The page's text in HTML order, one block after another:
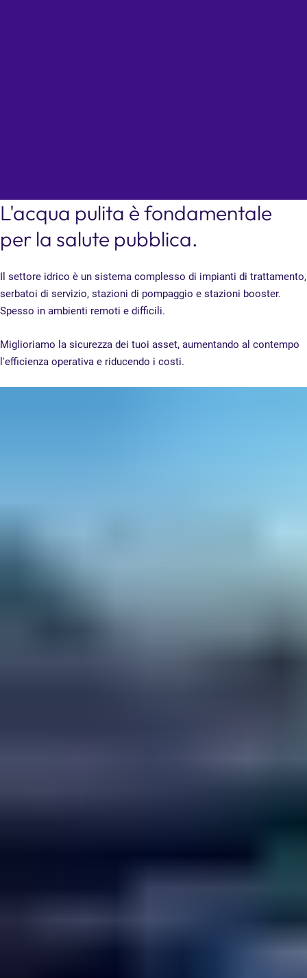
L'acqua pulita è fondamentale
per la salute pubblica.
Il settore idrico è un sistema complesso di impianti di trattamento,
serbatoi di servizio, stazioni di pompaggio e stazioni booster.
Spesso in ambienti remoti e difficili.
Miglioriamo la sicurezza dei tuoi asset, aumentando al contempo
l'efficienza operativa e riducendo i costi.